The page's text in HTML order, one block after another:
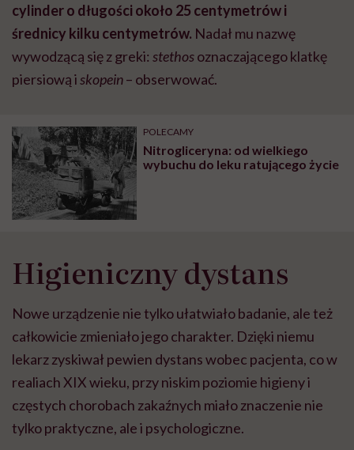
cylinder o długości około 25 centymetrów i
średnicy kilku centymetrów. Nadał mu nazwę
wywodzącą się z greki: stethosoznaczającego klatkę
piersiową iskopein– obserwować.
POLECAMY
Nitrogliceryna: od wielkiego
wybuchu do leku ratującego życie
Higieniczny dystans
Nowe urządzenie nie tylko ułatwiało badanie, ale też
całkowicie zmieniało jego charakter. Dzięki niemu
lekarz zyskiwał pewien dystans wobec pacjenta, co w
realiach XIX wieku, przy niskim poziomie higieny i
częstych chorobach zakaźnych miało znaczenie nie
tylko praktyczne, ale i psychologiczne.